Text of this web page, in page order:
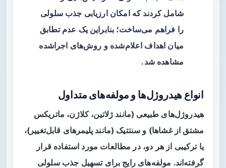
شامل کردند که امکان ارزیابی جذب سلولی
را فراهم می‌ساخت؛ بنابراین یک عدم تطابق
میان اهداف اعلام‌شده و روش‌های اجراشده
مشاهده شد.
انواع هیدروژل‌ها و مولفه‌های متداول
هیدروژل‌های طبیعی (مانند ژلاتین، کلاژن، ماتریکس
مشتق از غشاها) و سنتتیک (مانند پلیمرهای قابل‌تغییر)،
یا ترکیبی از هر دو، در مطالعات مورد استفاده قرار
گرفته‌اند. مولفه‌های رایج برای تسهیل جذب سلولی